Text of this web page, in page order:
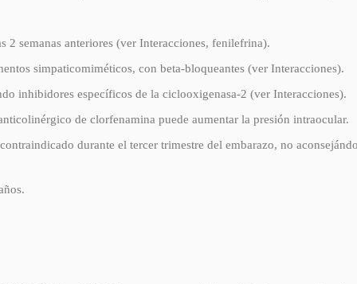
2 semanas anteriores (ver Interacciones, fenilefrina).
simpaticomiméticos, con beta-bloqueantes (ver Interacciones).
inhibidores específicos de la ciclooxigenasa-2 (ver Interacciones).
de clorfenamina puede aumentar la presión intraocular.
durante el tercer trimestre del embarazo, no